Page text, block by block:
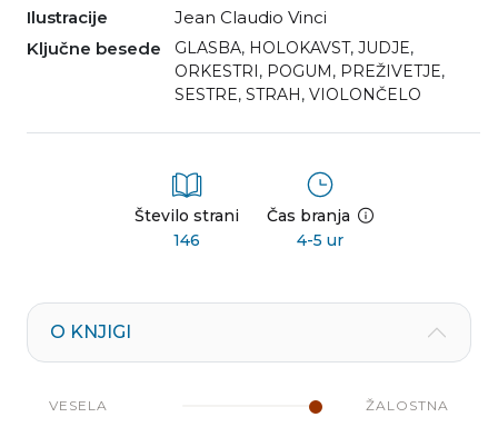
Ilustracije
Jean Claudio Vinci
Ključne besede
GLASBA, HOLOKAVST, JUDJE,
ORKESTRI , POGUM , PREŽIVETJE,
SESTRE, STRAH , VIOLONČELO
Število strani
146
Čas branja
4-5 ur
O KNJIGI
VESELA ŽALOSTNA